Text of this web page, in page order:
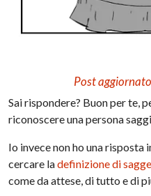
Post
Sai rispondere? Buon per te,
riconoscere una persona
Io invece non ho una risposta
cercare ladefinizione di
come da attese, di tutto e di